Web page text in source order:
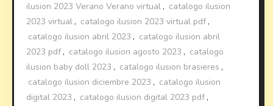
ilusion 2023 Verano Verano virtual , catalogo ilusion
2023 virtual , catalogo ilusion 2023 virtual pdf ,
catalogo ilusion abril 2023 , catalogo ilusion abril
2023 pdf , catalogo ilusion agosto 2023 , catalogo
ilusion baby doll 2023 , catalogo ilusion brasieres ,
catalogo ilusion diciembre 2023 , catalogo ilusion
digital 2023 , catalogo ilusion digital 2023 pdf ,